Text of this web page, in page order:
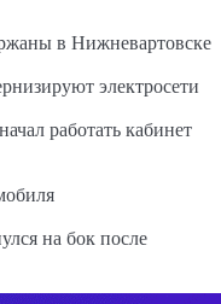
в Нижневартовске
электросети
работать кабинет
на бок после